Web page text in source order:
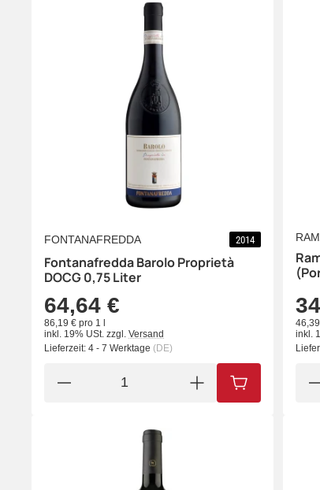
FONTANAFREDDA 2014
Fontanafredda Barolo Proprietà
DOCG 0,75 Liter
64,64 €
86,19 € pro 1 l
inkl. 19% USt. zzgl. Versand
Lieferzeit: 4 - 7 Werktage (DE)
IN DEN
inkl.